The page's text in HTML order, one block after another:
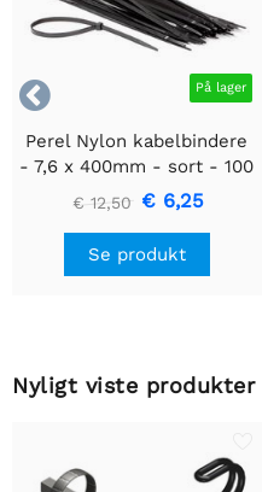
 På lager
Perel Nylon kabelbindere
- 7,6 x 400mm - sort - 100
stk
€ 12,50 € 6,25
Se produkt
Nyligt viste produkter